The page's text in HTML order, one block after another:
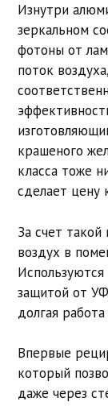
Изнутри
зеркальном
фотоны от
поток
крашеного
класса тоже
сделает цену
За счет
воздух в
защитой от
долгая
Впервые
который
даже через